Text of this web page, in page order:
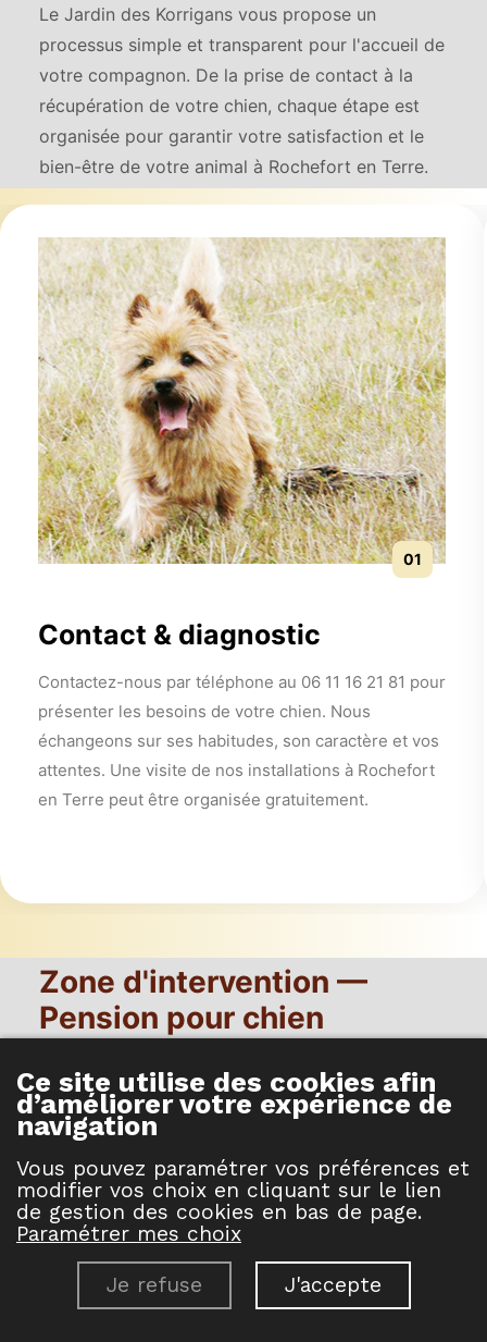
Le Jardin des Korrigans vous propose un
processus simple et transparent pour l'accueil de
votre compagnon. De la prise de contact à la
récupération de votre chien, chaque étape est
organisée pour garantir votre satisfaction et le
bien-être de votre animal à Rochefort en Terre.
01
Contact & diagnostic
Contactez-nous par téléphone au 06 11 16 21 81 pour
présenter les besoins de votre chien. Nous
échangeons sur ses habitudes, son caractère et vos
attentes. Une visite de nos installations à Rochefort
en Terre peut être organisée gratuitement.
Zone d'intervention —
Pension pour chien
Le Jardin des Korrigans se situe à La Noe, 56130
Péaule, à proximité immédiate de Rochefort en
est facilement accessible et dessert un rayon de
50 km. Disponibles du lundi au samedi, nous
vous accueillons sur rendez-vous pour découvrir
nos installations et discuter des besoins de votre
Ce site utilise des cookies afin
d’améliorer votre expérience de
navigation
Vous pouvez paramétrer vos préférences et
modifier vos choix en cliquant sur le lien
de gestion des cookies en bas de page.
Paramétrer mes choix
Je refuse J'accepte